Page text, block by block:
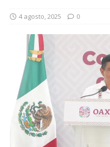
4 agosto, 2025 0